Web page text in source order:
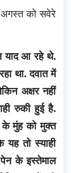
को सवेरे
याद आ रहे थे.
था. दवात में
अक्षर नहीं
रुकी हुई है.
मुंह को मुक्त
तो स्याही
के इस्तेमाल